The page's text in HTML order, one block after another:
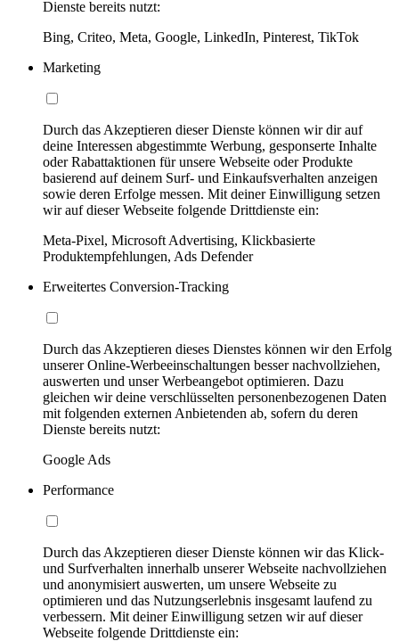
Dienste bereits nutzt:
Bing, Criteo, Meta, Google, LinkedIn, Pinterest, TikTok
Marketing
Durch das Akzeptieren dieser Dienste können wir dir auf
deine Interessen abgestimmte Werbung, gesponserte Inhalte
oder Rabattaktionen für unsere Webseite oder Produkte
basierend auf deinem Surf- und Einkaufsverhalten anzeigen
sowie deren Erfolge messen. Mit deiner Einwilligung setzen
wir auf dieser Webseite folgende Drittdienste ein:
Meta-Pixel, Microsoft Advertising, Klickbasierte
Produktempfehlungen, Ads Defender
Erweitertes Conversion-Tracking
Durch das Akzeptieren dieses Dienstes können wir den Erfolg
unserer Online-Werbeeinschaltungen besser nachvollziehen,
auswerten und unser Werbeangebot optimieren. Dazu
gleichen wir deine verschlüsselten personenbezogenen Daten
mit folgenden externen Anbietenden ab, sofern du deren
Dienste bereits nutzt:
Google Ads
Performance
Durch das Akzeptieren dieser Dienste können wir das Klick-
und Surfverhalten innerhalb unserer Webseite nachvollziehen
und anonymisiert auswerten, um unsere Webseite zu
optimieren und das Nutzungserlebnis insgesamt laufend zu
verbessern. Mit deiner Einwilligung setzen wir auf dieser
Webseite folgende Drittdienste ein: